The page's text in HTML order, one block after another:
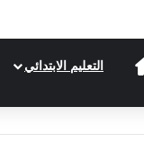
الرئيسيةالتعليم الابتدائي